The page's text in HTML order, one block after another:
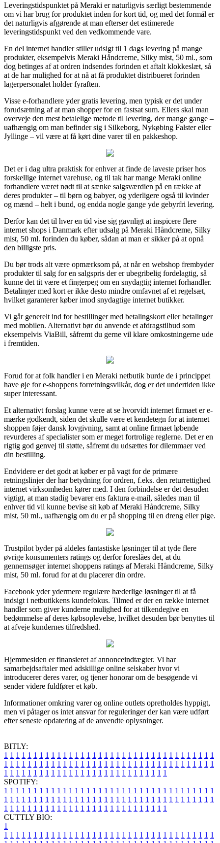
Leveringstidspunktet på Meraki er naturligvis særligt bestemmende
om vi har brug for produktet inden for kort tid, og med det formål er
det naturligvis afgørende at man efterser det estimerede
leveringstidspunkt ved den vedkommende vare.
En del internet handler stiller udsigt til 1 dags levering på mange
produkter, eksempelvis Meraki Håndcreme, Silky mist, 50 ml., som
dog betinges af at ordren indsendes forinden et aftalt klokkeslæt, så
at de har mulighed for at nå at få produktet distribueret forinden
lagerpersonalet holder fyraften.
Visse e-forhandlere yder gratis levering, men typisk er det under
forudsætning af at man shopper for en fastsat sum. Ellers skal man
overveje den mest betalelige metode til levering, der mange gange –
uafhængig om man befinder sig i Silkeborg, Nykøbing Falster eller
Jyllinge – vil være at få kørt dine varer til en pakkeshop.
Det er i dag ultra praktisk for enhver at finde de laveste priser hos
forskellige internet varehuse, og til tak har mange Meraki online
forhandlere været nødt til at sænke salgsværdien på en række af
deres produkter – til børn og babyer, og yderligere også til kvinder
og mænd – helt i bund, og endda nogle gange yde gebyrfri levering.
Derfor kan det til hver en tid vise sig gavnligt at inspicere flere
internet shops i Danmark efter udsalg på Meraki Håndcreme, Silky
mist, 50 ml. forinden du køber, sådan at man er sikker på at opnå
den billigste pris.
Du bør trods alt være opmærksom på, at når en webshop frembyder
produkter til salg for en salgspris der er ubegribelig fordelagtig, så
kunne det tit være et fingerpeg om en snydagtig internet forhandler.
Betalinger med kort er ikke desto mindre omfavnet af et regelsæt,
hvilket garanterer køber imod snydagtige internet butikker.
Vi går generelt ind for bestillinger med betalingskort eller betalinger
med mobilen. Alternativt bør du anvende et afdragstilbud som
eksempelvis ViaBill, såfremt du gerne vil klare omkostningerne ude
i fremtiden.
Forud for at folk handler i en Meraki netbutik burde de i princippet
have øje for e-shoppens forretningsvilkår, dog er det undertiden ikke
super interessant.
Et alternativt forslag kunne være at se hvorvidt internet firmaet er e-
mærke godkendt, siden det skulle være et kendetegn for at internet
shoppen føjer dansk lovgivning, samt at online firmaet løbende
revurderes af specialister som er meget fortrolige reglerne. Det er en
rigtig god genvej til støtte, såfremt du udsættes for dilemmaer ved
din bestilling.
Endvidere er det godt at køber er på vagt for de primære
retningslinjer der har betydning for ordren, f.eks. den returrettighed
internet virksomheden kører med. I den forbindelse er det desuden
vigtigt, at man stadig bevarer ens faktura e-mail, således man til
enhver tid vil kunne bevise sit køb af Meraki Håndcreme, Silky
mist, 50 ml., uafhængig om du er på shopping til en dreng eller pige.
Trustpilot byder på aldeles fantastiske løsninger til at tyde flere
øvrige konsumenters ratings og derfor foreslåes det, at du
gennemsøger internet shoppens ratings af Meraki Håndcreme, Silky
mist, 50 ml. forud for at du placerer din ordre.
Facebook yder ydermere regulære hæderlige løsninger til at få
indsigt i netbutikkens kundefokus. Tilmed er der en række internet
handler som giver kunderne mulighed for at tilkendegive en
bedømmelse af deres købsoplevelse, hvilket desuden bør benyttes til
at afveje kundernes tilfredshed.
Hjemmesiden er finansieret af annonceindtægter. Vi har
samarbejdsaftaler med adskillige online selskaber hvor vi
introducerer deres varer, og tjener honorar om de besøgende vi
sender videre fuldfører et køb.
Informationer omkring varer og online outlets opretholdes hyppigt,
men vi påtager os intet ansvar for reguleringer der kan være udført
efter seneste opdatering af de anvendte oplysninger.
BITLY:
1 1 1 1 1 1 1 1 1 1 1 1 1 1 1 1 1 1 1 1 1 1 1 1 1 1 1 1 1 1 1 1 1 1 1 1
1 1 1 1 1 1 1 1 1 1 1 1 1 1 1 1 1 1 1 1 1 1 1 1 1 1 1 1 1 1 1 1 1 1 1 1
1 1 1 1 1 1 1 1 1 1 1 1 1 1 1 1 1 1 1 1 1 1 1 1 1 1 1 1
SPOTIFY:
1 1 1 1 1 1 1 1 1 1 1 1 1 1 1 1 1 1 1 1 1 1 1 1 1 1 1 1 1 1 1 1 1 1 1 1
1 1 1 1 1 1 1 1 1 1 1 1 1 1 1 1 1 1 1 1 1 1 1 1 1 1 1 1 1 1 1 1 1 1 1 1
1 1 1 1 1 1 1 1 1 1 1 1 1 1 1 1 1 1 1 1 1 1 1 1 1 1 1 1
CUTTLY BIO:
1
1 1 1 1 1 1 1 1 1 1 1 1 1 1 1 1 1 1 1 1 1 1 1 1 1 1 1 1 1 1 1 1 1 1 1 1